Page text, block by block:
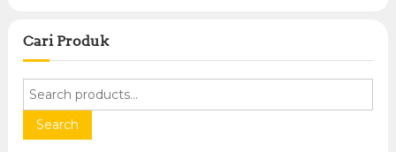
Cari Produk
r
Search